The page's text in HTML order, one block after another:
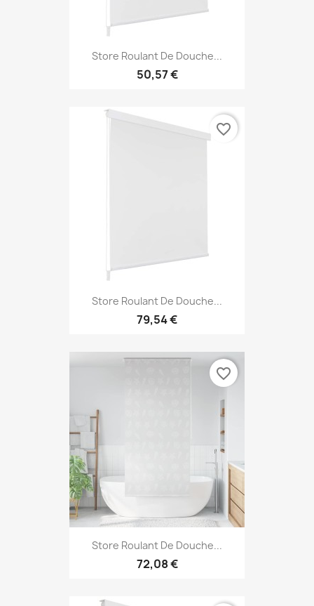
Store Roulant De Douche...
50,57 €
Store Roulant De Douche...
79,54 €
favorite_border
Store Roulant De Douche...
72,08 €
favorite_border